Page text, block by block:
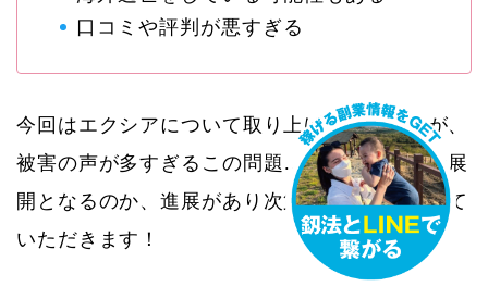
口コミや評判が悪すぎる
今回はエクシアについて取り上げをしましたが、
被害の声が多すぎるこの問題…一体どのような展
開となるのか、進展があり次第また調査をさせて
いただきます！